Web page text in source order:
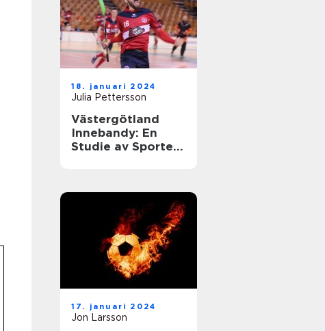
18. januari 2024
Julia Pettersson
Västergötland
Innebandy: En
Studie av Sporten
17. januari 2024
Jon Larsson